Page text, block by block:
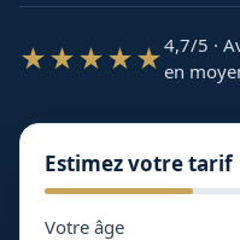
★★★★★4,7/5 ·
en
Estimez votre tarif
Votre âge